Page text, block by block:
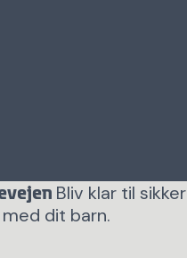
Bliv klar til sikker
dit barn.